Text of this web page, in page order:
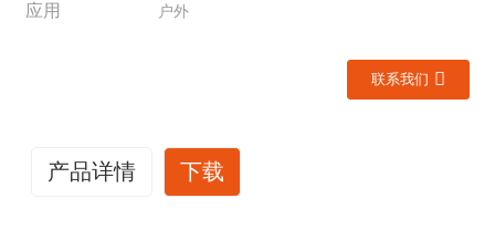
应用 户外
联系我们
产品详情 下载